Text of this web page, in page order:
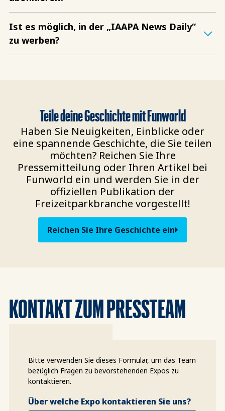
Ist es möglich, in der „IAAPA News Daily“
zu werben?
Teile deine Geschichte mit Funworld
Haben Sie Neuigkeiten, Einblicke oder
eine spannende Geschichte, die Sie teilen
möchten? Reichen Sie Ihre
Pressemitteilung oder Ihren Artikel bei
Funworld ein und werden Sie in der
offiziellen Publikation der
Freizeitparkbranche vorgestellt!
Reichen Sie Ihre Geschichte ein
KONTAKT ZUM PRESSTEAM
Bitte verwenden Sie dieses Formular, um das Team
bezüglich Fragen zu bevorstehenden Expos zu
kontaktieren.
Über welche Expo kontaktieren Sie uns?